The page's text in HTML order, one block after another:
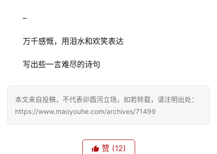
–
万千感慨，用泪水和欢笑表达
写出些一言难尽的诗句
本文来自投稿，不代表卯酉河立场，如若转载，请注明出处：
https://www.maoyouhe.com/archives/71499
赞 (12)